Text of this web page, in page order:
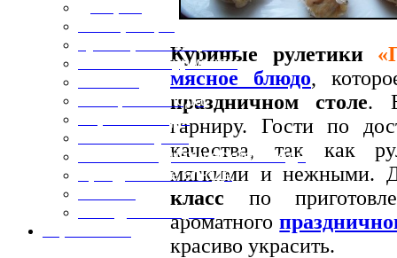
Кулинарные хитрости
Маленьким гурманам
Овощные блюда
Первые блюда
Полевая кухня
Постные и диетические блюда
Праздничные блюда
Куриные рулетики
мясное блюдо,
праздничном столе.
гарниру. Гости по
качества, так как
мягкими и нежными.
класс по
ароматного
красиво украсить.